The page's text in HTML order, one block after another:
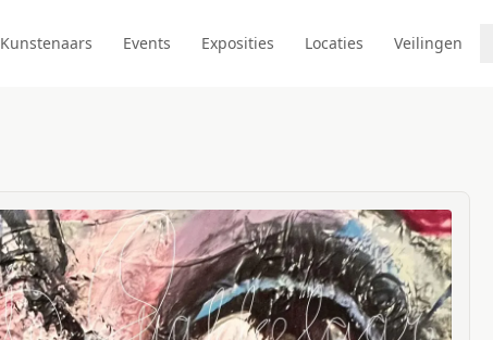
Kunstenaars Events Exposities Locaties Veilingen